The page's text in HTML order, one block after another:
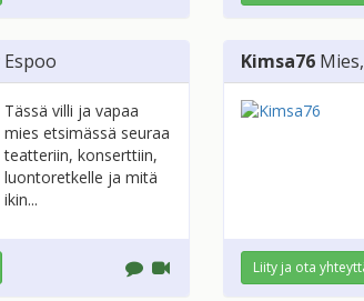
Espoo
Tässä villi ja vapaa
mies etsimässä seuraa
teatteriin, konserttiin,
luontoretkelle ja mitä
ikin...
Kimsa76 Mies
Liity ja ota